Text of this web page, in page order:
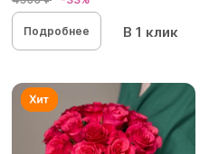
Подробнее В 1 клик